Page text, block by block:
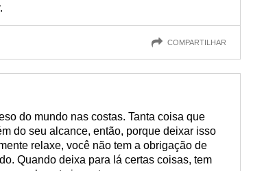
COMPARTILHAR
do mundo nas costas. Tanta coisa que
do seu alcance, então, porque deixar isso
relaxe, você não tem a obrigação de
Quando deixa para lá certas coisas, tem